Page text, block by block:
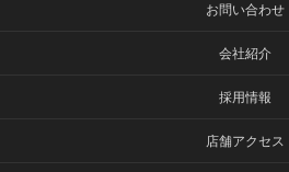
お問い合わせ
会社紹介
採用情報
店舗アクセス